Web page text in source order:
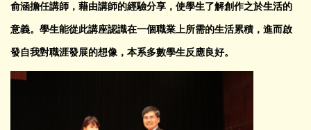
課程介紹
文件下載
俞涵擔任講師，藉由講師的經驗分享，使學生了解創作之於生活的
意義。學生能從此講座認識在一個職業上所需的生活累積，進而啟
發自我對職涯發展的想像，本系多數學生反應良好。